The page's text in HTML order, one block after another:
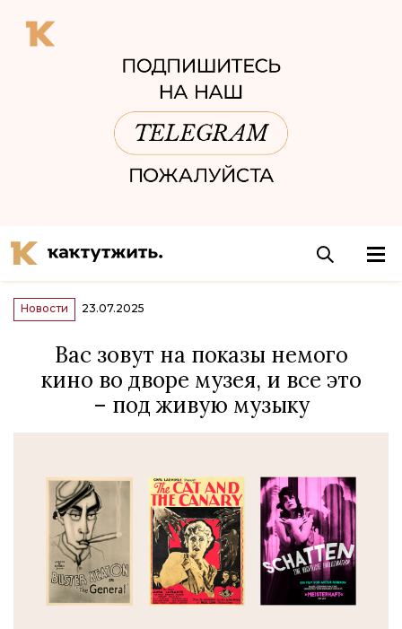
Новости 23.07.2025
Вас зовут на показы немого
кино во дворе музея, и все это
– под живую музыку